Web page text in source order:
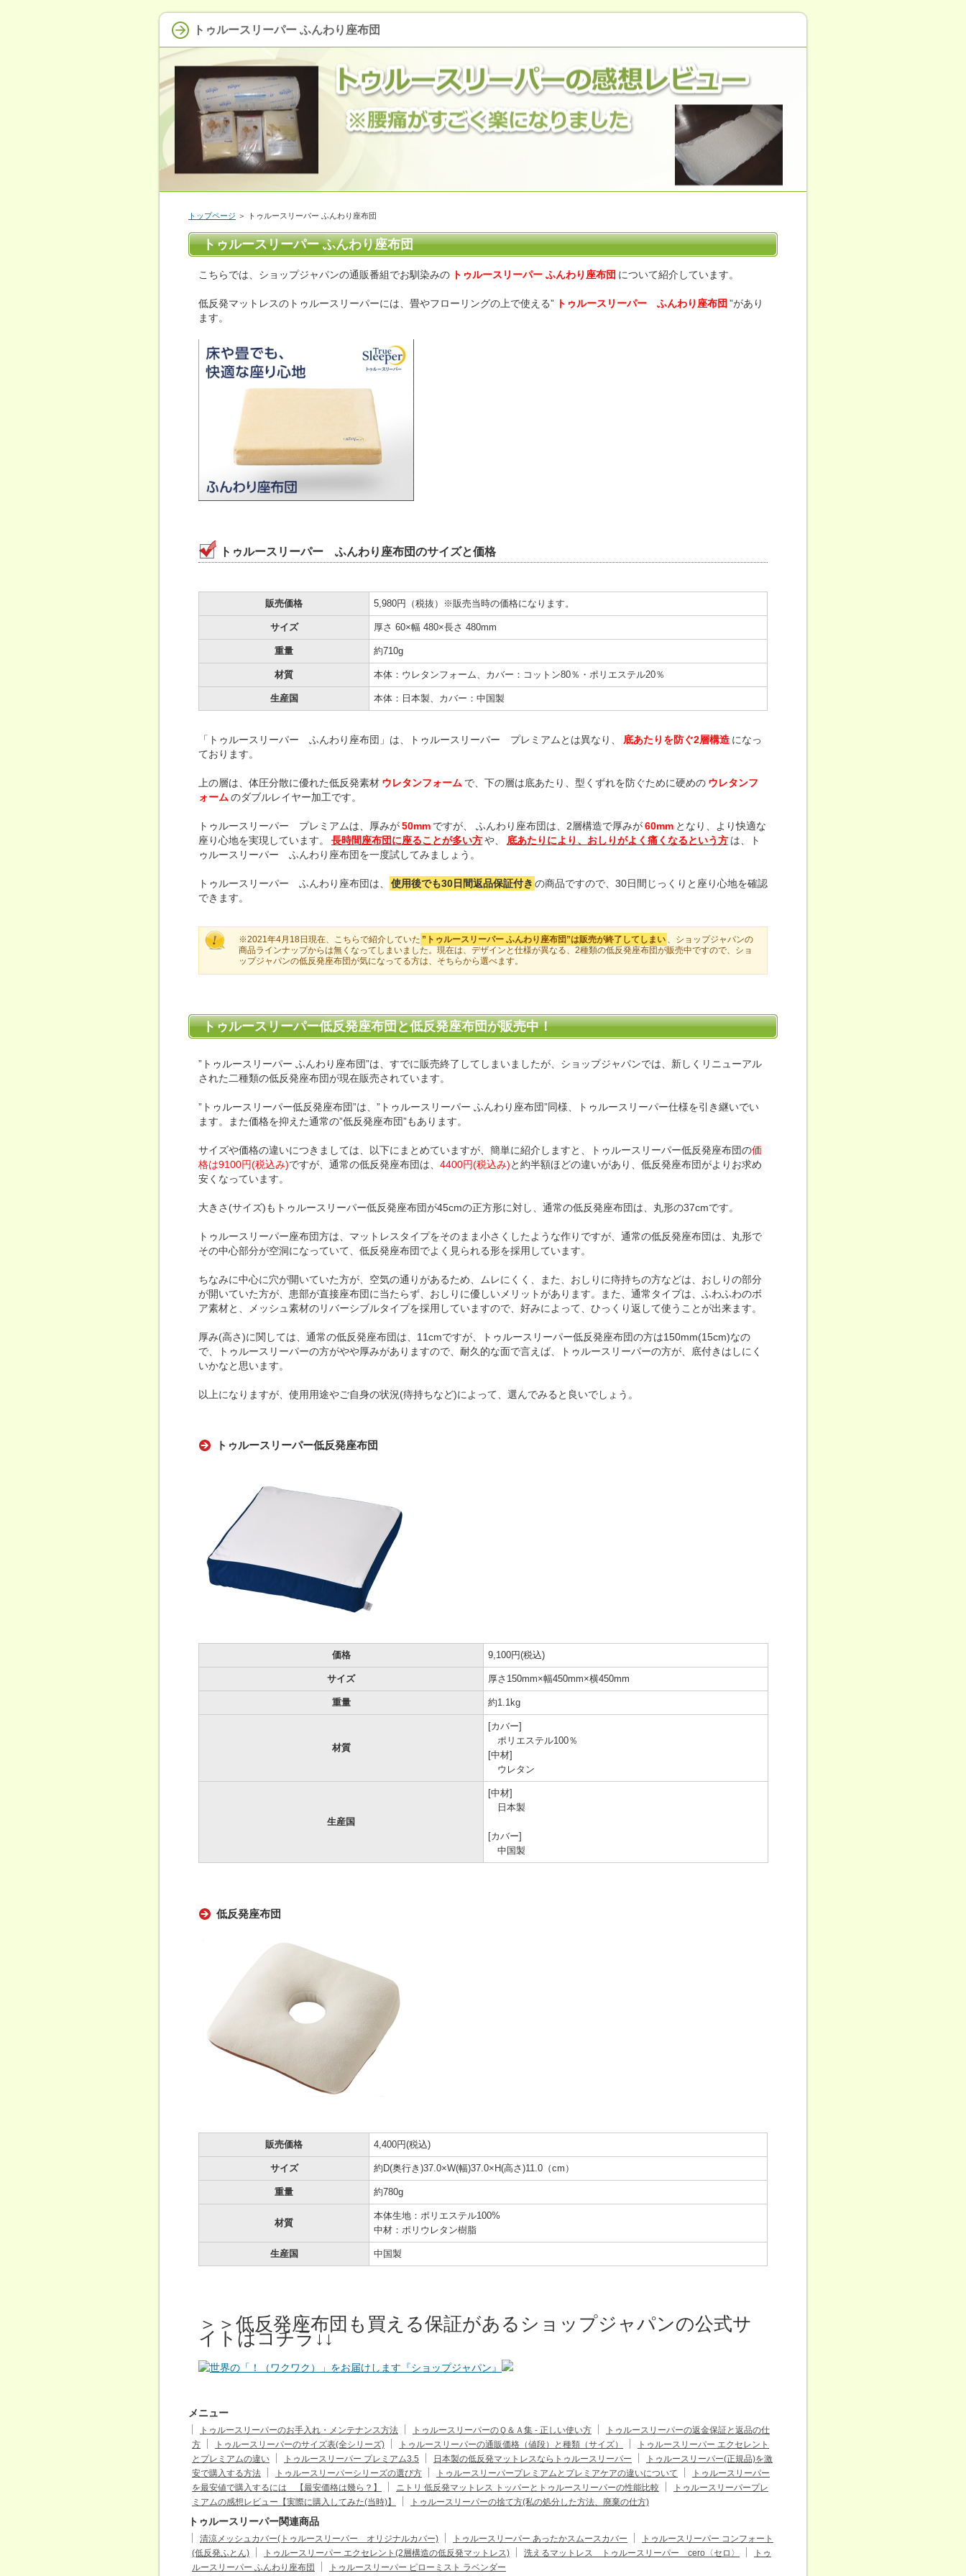
トゥルースリーパー ふんわり座布団
トップページ ＞ トゥルースリーパー ふんわり座布団
トゥルースリーパー ふんわり座布団
こちらでは、ショップジャパンの通販番組でお馴染みの トゥルースリーパー ふんわり座布団 について紹介しています。
低反発マットレスのトゥルースリーパーには、畳やフローリングの上で使える” トゥルースリーパー ふんわり座布団 ”があり
ます。
トゥルースリーパー ふんわり座布団のサイズと価格
販売価格 5,980円（税抜）※販売当時の価格になります。
サイズ 厚さ 60×幅 480×長さ 480mm
重量 約710g
材質 本体：ウレタンフォーム、カバー：コットン80％・ポリエステル20％
生産国 本体：日本製、カバー：中国製
「トゥルースリーパー ふんわり座布団」は、トゥルースリーパー プレミアムとは異なり、 底あたりを防ぐ2層構造 になっ
ております。
上の層は、体圧分散に優れた低反発素材 ウレタンフォーム で、下の層は底あたり、型くずれを防ぐために硬めの ウレタンフ
ォーム のダブルレイヤー加工です。
トゥルースリーパー プレミアムは、厚みが50mm ですが、 ふんわり座布団は、2層構造で厚みが 60mm となり、より快適な
座り心地を実現しています。
長時間座布団に座ることが多い方や、 底あたりにより、おしりがよく痛くなるという方 は、ト
ゥルースリーパー ふんわり座布団を一度試してみましょう。
トゥルースリーパー ふんわり座布団は、 使用後でも30日間返品保証付き の商品ですので、30日間じっくりと座り心地を確認
できます。
※2021年4月18日現在、こちらで紹介していた ”トゥルースリーパー ふんわり座布団”は販売が終了してしまい 、ショップジャパンの
商品ラインナップからは無くなってしまいました。現在は、デザインと仕様が異なる、2種類の低反発座布団が販売中ですので、ショ
ップジャパンの低反発座布団が気になってる方は、そちらから選べます。
トゥルースリーパー低反発座布団と低反発座布団が販売中！
”トゥルースリーパー ふんわり座布団”は、すでに販売終了してしまいましたが、ショップジャパンでは、新しくリニューアル
された二種類の低反発座布団が現在販売されています。
”トゥルースリーパー低反発座布団”は、”トゥルースリーパー ふんわり座布団”同様、トゥルースリーパー仕様を引き継いでい
ます。また価格を抑えた通常の”低反発座布団”もあります。
サイズや価格の違いにつきましては、以下にまとめていますが、簡単に紹介しますと、トゥルースリーパー低反発座布団の価
格は9100円(税込み)ですが、通常の低反発座布団は、 4400円(税込み)と約半額ほどの違いがあり、低反発座布団がよりお求め
安くなっています。
大きさ(サイズ)もトゥルースリーパー低反発座布団が45cmの正方形に対し、通常の低反発座布団は、丸形の37cmです。
トゥルースリーパー座布団方は、マットレスタイプをそのまま小さくしたような作りですが、通常の低反発座布団は、丸形で
その中心部分が空洞になっていて、低反発座布団でよく見られる形を採用しています。
ちなみに中心に穴が開いていた方が、空気の通りがあるため、ムレにくく、また、おしりに痔持ちの方などは、おしりの部分
が開いていた方が、患部が直接座布団に当たらず、おしりに優しいメリットがあります。また、通常タイプは、ふわふわのボ
ア素材と、メッシュ素材のリバーシブルタイプを採用していますので、好みによって、ひっくり返して使うことが出来ます。
厚み(高さ)に関しては、通常の低反発座布団は、11cmですが、トゥルースリーパー低反発座布団の方は150mm(15cm)なの
で、トゥルースリーパーの方がやや厚みがありますので、耐久的な面で言えば、トゥルースリーパーの方が、底付きはしにく
いかなと思います。
以上になりますが、使用用途やご自身の状況(痔持ちなど)によって、選んでみると良いでしょう。
トゥルースリーパー低反発座布団
価格 9,100円(税込)
サイズ 厚さ150mm×幅450mm×横450mm
重量 約1.1kg
材質
[カバー]
ポリエステル100％
[中材]
ウレタン
生産国
[中材]
日本製
[カバー]
中国製
低反発座布団
販売価格 4,400円(税込)
サイズ 約D(奥行き)37.0×W(幅)37.0×H(高さ)11.0（cm）
重量 約780g
材質
本体生地：ポリエステル100%
中材：ポリウレタン樹脂
生産国 中国製
＞＞低反発座布団も買える保証があるショップジャパンの公式サ
イトはコチラ↓↓
メニュー
トゥルースリーパーのお手入れ・メンテナンス方法 トゥルースリーパーのＱ＆Ａ集 - 正しい使い方
トゥルースリーパーの返金保証と返品の仕
方
トゥルースリーパーのサイズ表(全シリーズ) トゥルースリーパーの通販価格（値段）と種類（サイズ）
トゥルースリーパー エクセレント
とプレミアムの違い
トゥルースリーパー プレミアム3.5 日本製の低反発マットレスならトゥルースリーパー
トゥルースリーパー(正規品)を激
安で購入する方法
トゥルースリーパーシリーズの選び方 トゥルースリーパープレミアムとプレミアケアの違いについて
トゥルースリーパー
を最安値で購入するには 【最安価格は幾ら？】
ニトリ 低反発マットレス トッパーとトゥルースリーパーの性能比較
トゥルースリーパープレ
ミアムの感想レビュー【実際に購入してみた(当時)】
トゥルースリーパーの捨て方(私の処分した方法、廃棄の仕方)
トゥルースリーパー関連商品
清涼メッシュカバー(トゥルースリーパー オリジナルカバー) トゥルースリーパー あったかスムースカバー
トゥルースリーパー コンフォート
(低反発ふとん)
トゥルースリーパー エクセレント(2層構造の低反発マットレス) 洗えるマットレス トゥルースリーパー cero〈セロ〉
トゥ
ルースリーパー ふんわり座布団
トゥルースリーパー ピローミスト ラベンダー